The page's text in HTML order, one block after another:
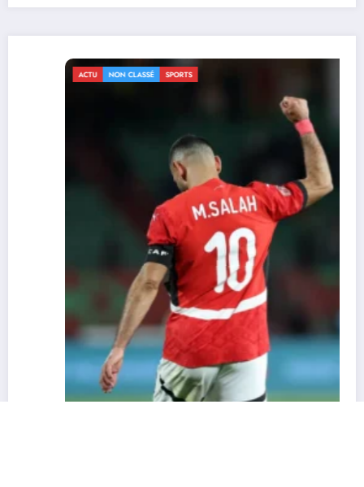
NON CLASSÉ SPORTS